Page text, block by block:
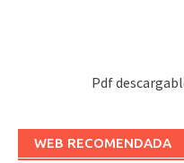
Pdf
WEB RECOMENDADA